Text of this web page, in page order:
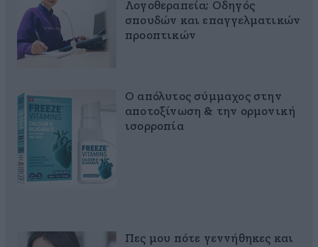
Λογοθεραπεία; Οδηγός
σπουδών και επαγγελματικών
προοπτικών
Ο απόλυτος σύμμαχος στην
αποτοξίνωση & την ορμονική
ισορροπία
Πες μου πότε γεννήθηκες και